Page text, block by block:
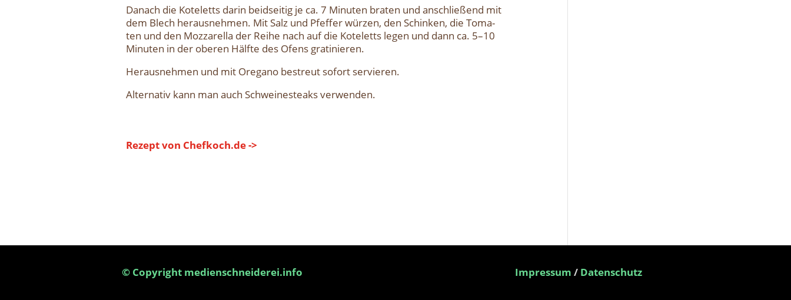
Danach die Kote­letts dar­in beid­sei­tig je ca. 7 Minu­ten bra­ten und anschlie­ßend mit
dem Blech her­aus­neh­men. Mit Salz und Pfef­fer wür­zen, den Schin­ken, die Toma­
ten und den Moz­za­rel­la der Rei­he nach auf die Kote­letts legen und dann ca. 5–10
Minu­ten in der obe­ren Hälf­te des Ofens gra­ti­nie­ren.
Her­aus­neh­men und mit Ore­ga­no bestreut sofort ser­vie­ren.
Alter­na­tiv kann man auch Schwei­ne­steaks ver­wen­den.
Rezept von Chefkoch.de ->
© Copyright medienschneiderei.info Impressum / Datenschutz